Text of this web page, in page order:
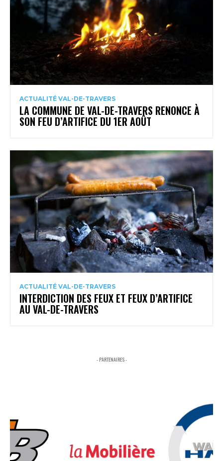
ACTUALITÉ VAL-DE-TRAVERS
LA COMMUNE DE VAL-DE-TRAVERS RENONCE À
SON FEU D’ARTIFICE DU 1ER AOÛT
ACTUALITÉ VAL-DE-TRAVERS
INTERDICTION DES FEUX ET FEUX D’ARTIFICE
AU VAL-DE-TRAVERS
- PARTENAIRES -